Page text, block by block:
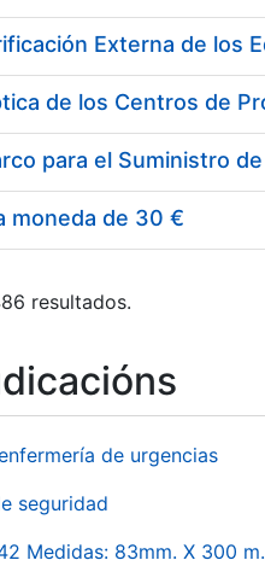
moneda de 30 €
resultados.
de urgencias
seguridad
Medidas: 83mm. X 300 m.